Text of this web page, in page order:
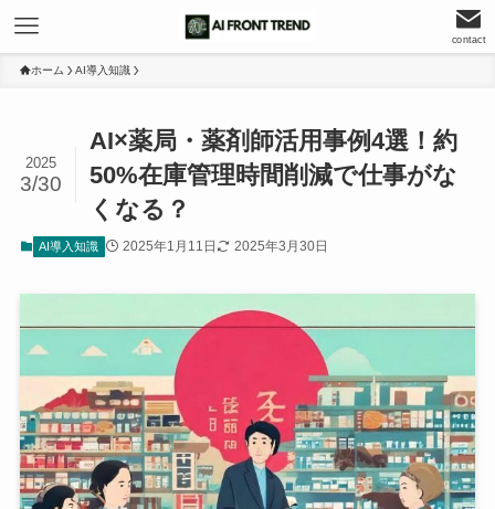
contact
ホーム AI導入知識
AI×薬局・薬剤師活用事例4選！約
50%在庫管理時間削減で仕事がな
くなる？
2025
3/30
AI導入知識 2025年1月11日 2025年3月30日